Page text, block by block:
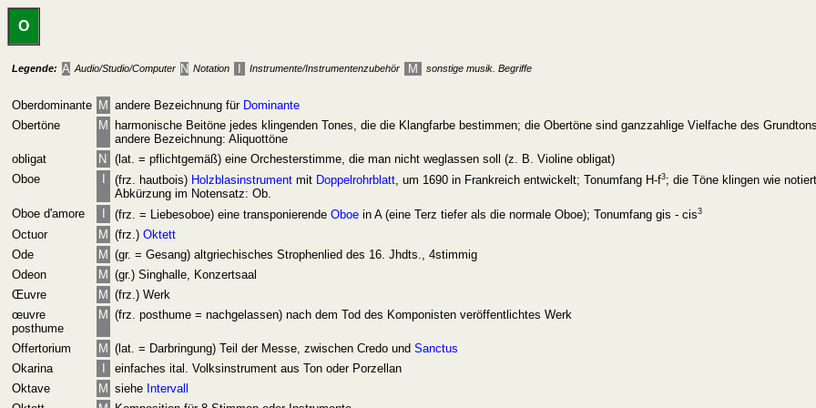
O
Legende: A Audio/Studio/Computer N Notation Instrumente/Instrumentenzubehör M sonstige musik. Begriffe
Oberdominante M andere Bezeichnung für Dominante
Obertöne
M
harmonische Beitöne jedes klingenden Tones, die die Klangfarbe bestimmen; die Obertöne sind ganzzahlige Vielfache des
andere Bezeichnung: Aliquottöne
obligat
N
(lat. = pflichtgemäß) eine Orchesterstimme, die man nicht weglassen soll (z. B. Violine obligat)
Oboe
(frz. hautbois) Holzblasinstrument mit Doppelrohrblatt , um 1690 in Frankreich entwickelt; Tonumfang H-f3; die Töne klingen wie
Abkürzung im Notensatz: Ob.
Oboe d'amore
(frz. = Liebesoboe) eine transponierende Oboe in A (eine Terz tiefer als die normale Oboe); Tonumfang gis - cis3
Octuor M (frz.) Oktett
Ode
M (gr. = Gesang) altgriechisches Strophenlied des 16. Jhdts., 4stimmig
Odeon
M (gr.) Singhalle, Konzertsaal
Œuvre
M (frz.) Werk
œuvre
posthume
M (frz. posthume = nachgelassen) nach dem Tod des Komponisten veröffentlichtes Werk
Offertorium M (lat. = Darbringung) Teil der Messe, zwischen Credo und Sanctus
Okarina
einfaches ital. Volksinstrument aus Ton oder Porzellan
Oktave
M siehe Intervall